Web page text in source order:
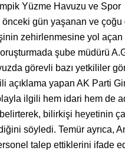
Yüzme Havuzu ve Spor
gün yaşanan ve çoğu
zehirlenmesine yol
şube müdürü
görevli bazı yetkililer
açıklama yapan AK Parti
ilgili hem idari hem de
bilirkişi heyetinin
söyledi. Temür ayrıca,
talep ettiklerini ifade